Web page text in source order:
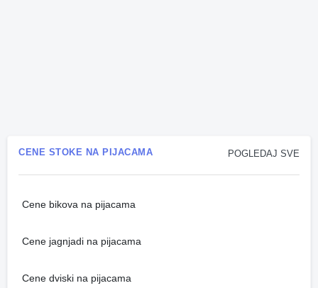
POGLEDAJ SVE
CENE STOKE NA PIJACAMA
Cene bikova na pijacama
Cene jagnjadi na pijacama
Cene dviski na pijacama